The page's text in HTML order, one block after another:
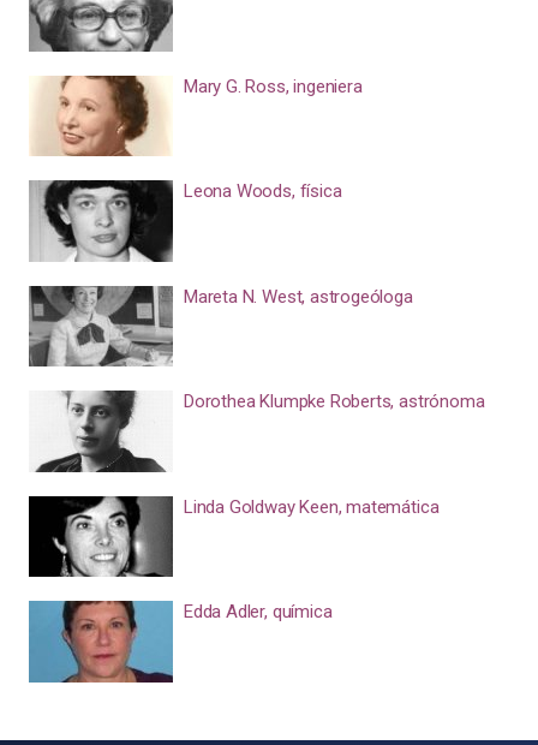
Mary G. Ross, ingeniera
Leona Woods, física
Mareta N. West, astrogeóloga
Dorothea Klumpke Roberts, astrónoma
Linda Goldway Keen, matemática
Edda Adler, química